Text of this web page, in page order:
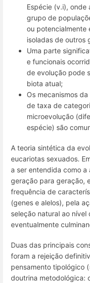
Espécie (v.i), onde
grupo de
ou potencialmente
isoladas de outros
Uma parte
e funcionais
de evolução pode
biota atual;
Os mecanismos
de taxa de
microevolução
espécie) são
A teoria sintética da
eucariotas sexuados.
a ser entendida como
geração para geração,
frequência de
(genes e alelos), pela
seleção natural ao
eventualmente
Duas das principais
foram a rejeição
pensamento tipológico
doutrina metodológica: